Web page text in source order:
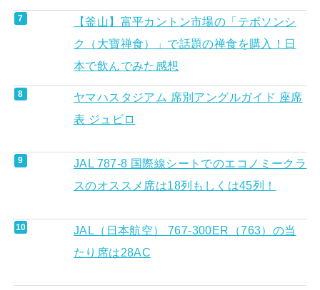
【釜山】富平カントン市場の「テボソンシ
ク（大寶禅食）」で話題の禅食を購入！日
本で飲んでみた感想
ヤマハスタジアム 席別アングルガイド 座席
表 ジュビロ
JAL 787-8 国際線シートでのエコノミークラ
スのオススメ席は18列もしくは45列！
JAL（日本航空） 767-300ER（763）の当
たり席は28AC